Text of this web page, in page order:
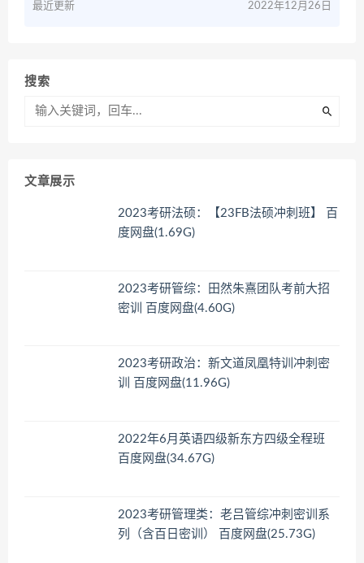
最近更新 2022年12月26日
搜索
文章展示
2023考研法硕：【23FB法硕冲刺班】 百
度网盘(1.69G)
2023考研管综：田然朱熹团队考前大招
密训 百度网盘(4.60G)
2023考研政治：新文道凤凰特训冲刺密
训 百度网盘(11.96G)
2022年6月英语四级新东方四级全程班
百度网盘(34.67G)
2023考研管理类：老吕管综冲刺密训系
列（含百日密训） 百度网盘(25.73G)